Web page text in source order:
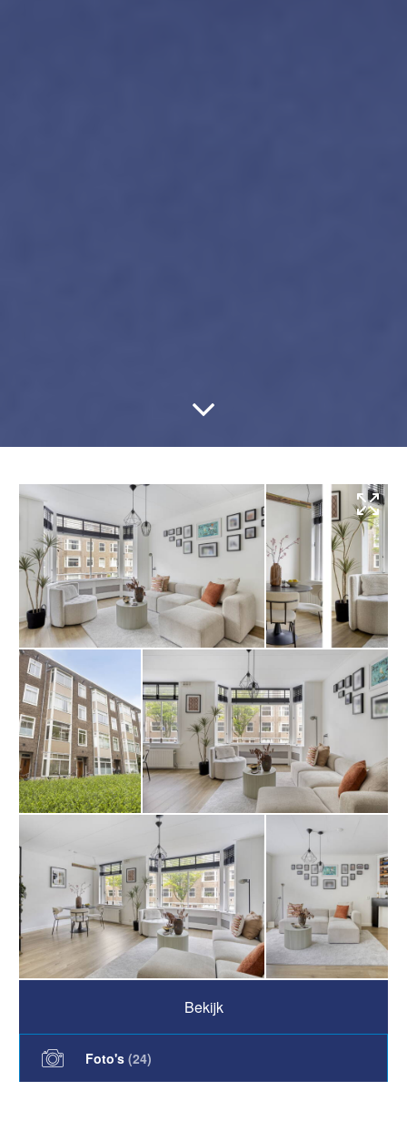
Bekijk
Foto's (24)